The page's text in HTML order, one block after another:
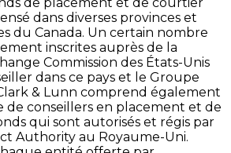
dans diverses provinces et
du Canada. Un certain nombre
inscrites auprès de la
Commission des États-Unis
dans ce pays et le Groupe
& Lunn comprend également
de conseillers en placement et de
qui sont autorisés et régis par
Authority au Royaume-Uni.